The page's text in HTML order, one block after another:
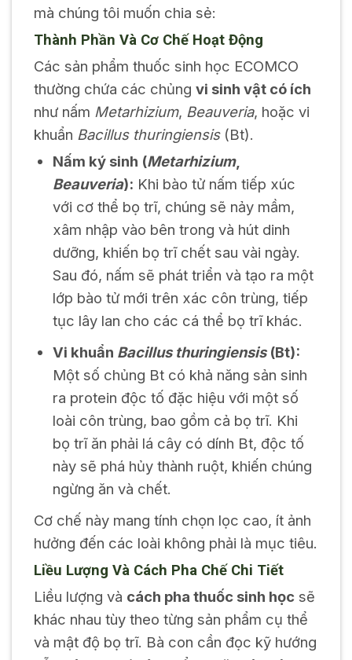
mà chúng tôi muốn chia sẻ:
Thành Phần Và Cơ Chế Hoạt Động
Các sản phẩm thuốc sinh học ECOMCO
thường chứa các chủng vi sinh vật có ích
như nấm Metarhizium, Beauveria, hoặc vi
khuẩn Bacillus thuringiensis(Bt).
Nấm ký sinh (Metarhizium,
Beauveria): Khi bào tử nấm tiếp xúc
với cơ thể bọ trĩ, chúng sẽ nảy mầm,
xâm nhập vào bên trong và hút dinh
dưỡng, khiến bọ trĩ chết sau vài ngày.
Sau đó, nấm sẽ phát triển và tạo ra một
lớp bào tử mới trên xác côn trùng, tiếp
tục lây lan cho các cá thể bọ trĩ khác.
Vi khuẩn Bacillus thuringiensis(Bt):
Một số chủng Bt có khả năng sản sinh
ra protein độc tố đặc hiệu với một số
loài côn trùng, bao gồm cả bọ trĩ. Khi
bọ trĩ ăn phải lá cây có dính Bt, độc tố
này sẽ phá hủy thành ruột, khiến chúng
ngừng ăn và chết.
Cơ chế này mang tính chọn lọc cao, ít ảnh
hưởng đến các loài không phải là mục tiêu.
Liều Lượng Và Cách Pha Chế Chi Tiết
Liều lượng và cách pha thuốc sinh học sẽ
khác nhau tùy theo từng sản phẩm cụ thể
và mật độ bọ trĩ. Bà con cần đọc kỹ hướng